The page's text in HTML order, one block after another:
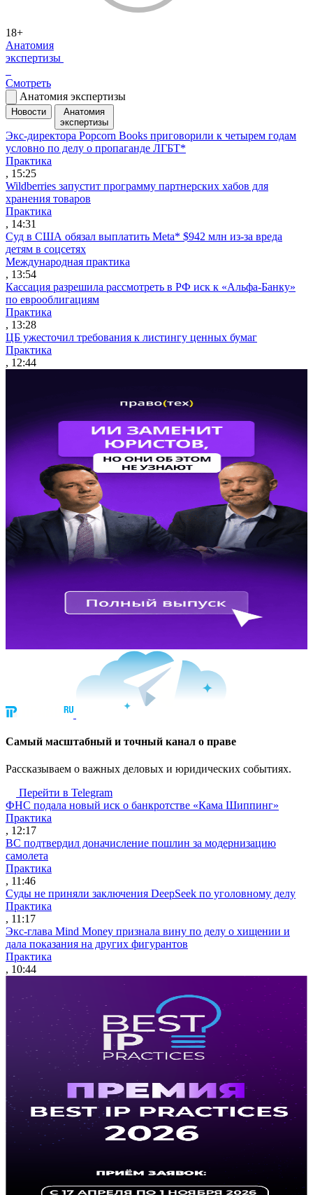
18+
Анатомия
экспертизы
Смотреть
Анатомия экспертизы
Новости
Анатомия
экспертизы
Экс-директора Popcorn Books приговорили к четырем годам
условно по делу о пропаганде ЛГБТ*
Практика
, 15:25
Wildberries запустит программу партнерских хабов для
хранения товаров
Практика
, 14:31
Суд в США обязал выплатить Meta* $942 млн из-за вреда
детям в соцсетях
Международная практика
, 13:54
Кассация разрешила рассмотреть в РФ иск к «Альфа-Банку»
по еврооблигациям
Практика
, 13:28
ЦБ ужесточил требования к листингу ценных бумаг
Практика
, 12:44
Cамый масштабный и точный канал о праве
Рассказываем о важных деловых и юридических событиях.
Перейти в Telegram
ФНС подала новый иск о банкротстве «Кама Шиппинг»
Практика
, 12:17
ВС подтвердил доначисление пошлин за модернизацию
самолета
Практика
, 11:46
Суды не приняли заключения DeepSeek по уголовному делу
Практика
, 11:17
Экс-глава Mind Money признала вину по делу о хищении и
дала показания на других фигурантов
Практика
, 10:44